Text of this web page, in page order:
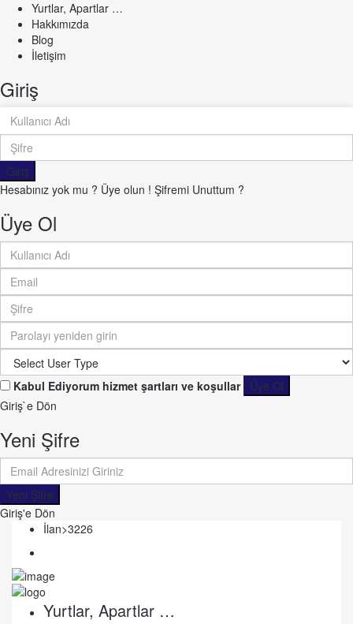
Yurtlar, Apartlar …
Hakkımızda
Blog
İletişim
Giriş
Giriş
Hesabınız yok mu ? Üye olun ! Şifremi Unuttum ?
Üye Ol
Kabul Ediyorum hizmet şartları ve koşullar
Üye Ol
Giriş`e Dön
Yeni Şifre
Yeni Şifre
Giriş'e Dön
İlan>3226
Yurtlar, Apartlar …